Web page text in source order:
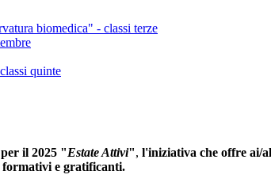
biomedica" - classi terze
quinte
il 2025 "Estate Attivi", l'iniziativa che offre ai/
e gratificanti.